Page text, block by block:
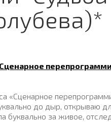
«Сценарное
до дыр, открываю
буквально за живое,